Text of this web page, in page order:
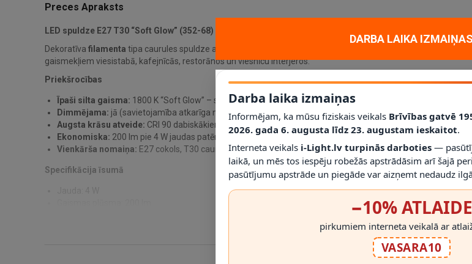
Preces Apraksts
LED spuldze E27 T30 “Soft Glow” (352-68) – Star Trading
Dekoratīva filamenta tipa caurules spuldze ar
, kas rada īpaši mājīgu noskaņu. Ideāli piemērota
gaismekļiem viesistabā, kafejnīcās, restorānos un viesnīcu interjeros.
Priekšrocības
Īpaši silta gaisma: 1800 K “Soft Glow” – sveces liesmai līdzīga atmosfēra.
Dimmējama: jā (savietojamība atkarīga no dimmera tipa).
Augsta krāsu atveide: CRI 90 dabiskākiem toņiem.
Ekonomiska: 200 lm pie 4 W jaudas patēriņa.
Vienkārša nomaiņa: E27 cokols, T30 caurules forma.
Specifikācija īsumā
DARBA LAIKA IZMAIŅAS
Darba laika izmaiņas
Informējam, ka mūsu fiziskais veikals Brīvības gatvē
2026. gada 6. augusta līdz 23. augustam ieskaitot.
Interneta veikals i-Light.lv turpinās darboties —
laikā, un mēs tos iespēju robežās apstrādāsim arī šajā
pasūtījumu apstrāde un piegāde var aizņemt nedaudz
−10% ATLAIDE
pirkumiem interneta veikalā ar
VASARA10